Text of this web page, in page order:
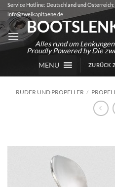
Zum
Inhalt
springen
Service Hotline: Deutschland und Österreich:
info@zweikapitaene.de
Alles rund um
Proudly Powered by Die
MENU
ZURÜCK
RUDER UND PROPELLER /